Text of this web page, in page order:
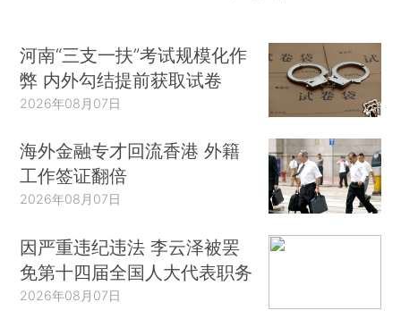
河南“三支一扶”考试规模化作
弊 内外勾结提前获取试卷
2026年08月07日
海外金融专才回流香港 外籍
工作签证翻倍
2026年08月07日
因严重违纪违法 李云泽被罢
免第十四届全国人大代表职务
2026年08月07日